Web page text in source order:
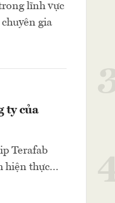
lĩnh vực
gia
ty của
Terafab
hiện thực...